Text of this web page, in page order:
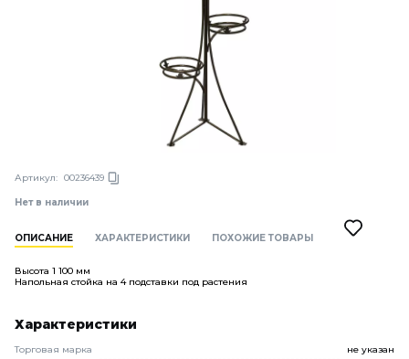
Артикул: 00236439
Нет в наличии
ОПИСАНИЕ ХАРАКТЕРИСТИКИ ПОХОЖИЕ ТОВАРЫ
Высота 1 100 мм
Напольная стойка на 4 подставки под растения
Характеристики
Торговая марка не указан